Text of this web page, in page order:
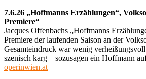
7.6.26 „Hoffmanns Erzählungen“,
Premiere“
Jacques Offenbachs „Hoffmanns
Premiere der laufenden Saison an der
Gesamteindruck war wenig
szenisch karg – sozusagen ein Hoffmann
operinwien.at